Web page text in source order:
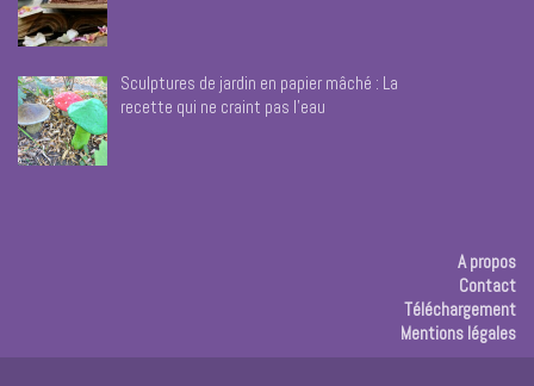
Sculptures de jardin en papier mâché : La
recette qui ne craint pas l’eau
A propos
Contact
Téléchargement
Mentions légales